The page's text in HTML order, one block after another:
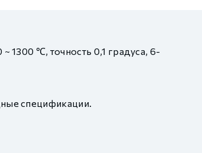
1300 ℃, точность 0,1 градуса, 6-
спецификации.